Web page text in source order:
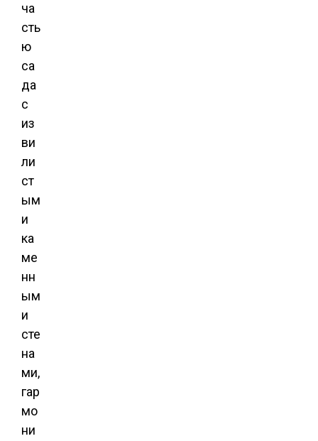
ча
сть
ю
са
да
с
из
ви
ли
ст
ым
и
ка
ме
нн
ым
и
сте
на
ми,
гар
мо
ни